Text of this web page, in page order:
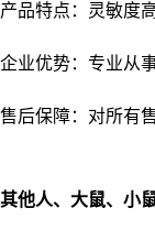
产品特点：灵敏度
企业优势：专业从
售后保障：对所有
其他人、大鼠、小